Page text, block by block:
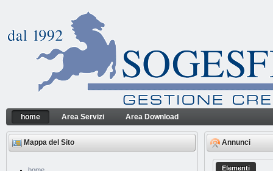
Sogesfin Srl
home
Navigazione
home Area Servizi Area Download
Mappa del Sito Annunci
Elementi